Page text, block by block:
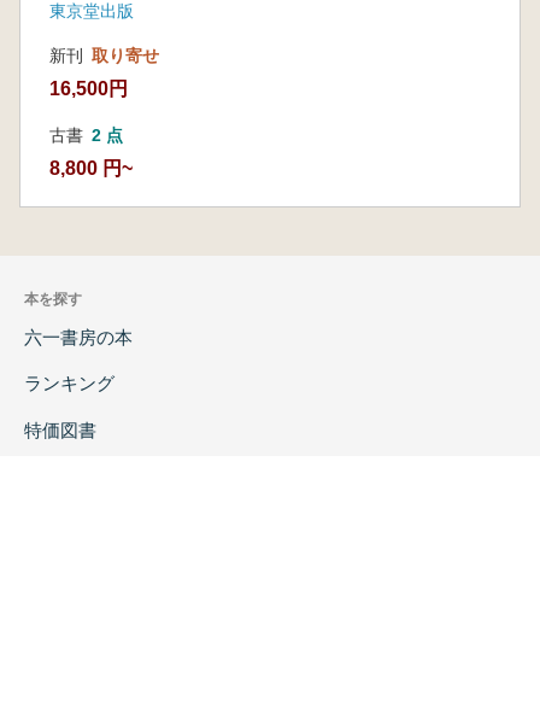
東京堂出版
新刊 取り寄せ
16,500円
古書 2 点
8,800 円~
本を探す
六一書房の本
ランキング
特価図書